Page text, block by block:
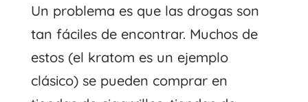
Un problema es que las drogas son
tan fáciles de encontrar. Muchos de
estos (el kratom es un ejemplo
clásico) se pueden comprar en